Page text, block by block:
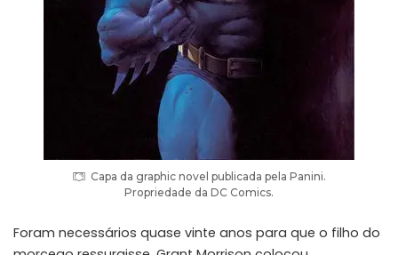
Capa da graphic novel publicada pela Panini.
Propriedade da DC Comics.
Foram necessários quase vinte anos para que o filho do